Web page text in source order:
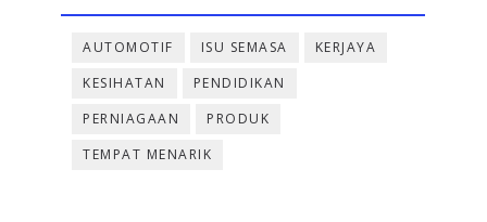
AUTOMOTIF ISU SEMASA
KERJAYA
KESIHATAN
PENDIDIKAN
PERNIAGAAN
PRODUK
TEMPAT MENARIK